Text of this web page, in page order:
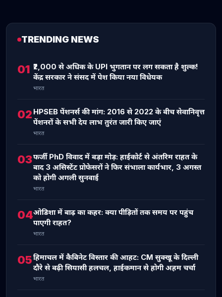
TRENDING NEWS
01 ₹2,000 से अधिक के UPI भुगतान पर लग सकता है शुल्क!
केंद्र सरकार ने संसद में पेश किया नया विधेयक
भारत
02 HPSEB पेंशनर्स की मांग: 2016 से 2022 के बीच सेवानिवृत्त
पेंशनरों के सभी देय लाभ तुरंत जारी किए जाएं
भारत
03फर्जी PhD विवाद में बड़ा मोड़: हाईकोर्ट से अंतरिम राहत के
बाद 3 असिस्टेंट प्रोफेसरों ने फिर संभाला कार्यभार, 3 अगस्त
को होगी अगली सुनवाई
भारत
04ओडिशा में बाढ़ का कहर: क्या पीड़ितों तक समय पर पहुंच
पाएगी राहत?
भारत
05हिमाचल में कैबिनेट विस्तार की आहट: CM सुक्खू के दिल्ली
दौरे से बढ़ी सियासी हलचल, हाईकमान से होगी अहम चर्चा
भारत